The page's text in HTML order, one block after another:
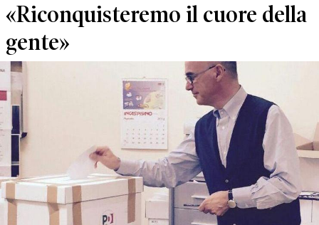
«Riconquisteremo il cuore della
gente»